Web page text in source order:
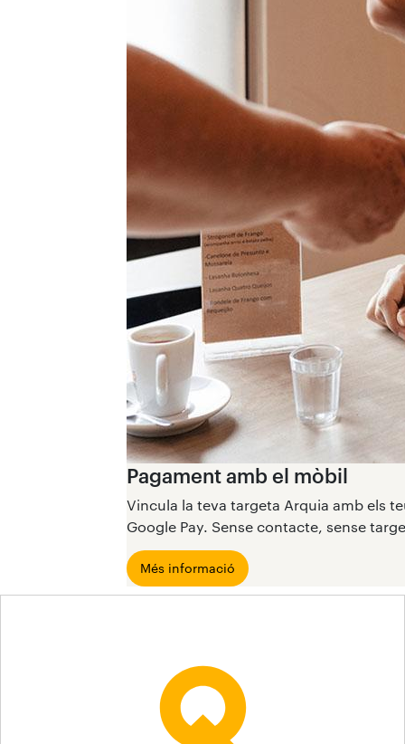
Pagament amb el mòbil
Vincula la teva targeta Arquia amb els
Google Pay. Sense contacte, sense
Més informació